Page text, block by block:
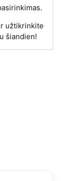
užtikrinkite
šiandien!